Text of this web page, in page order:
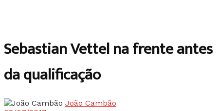
Sebastian Vettel na frente antes
da qualificação
João Cambão